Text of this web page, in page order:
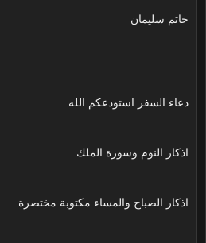
خاتم سليمان
دعاء السفر استودعكم الله
اذكار النوم وسورة الملك
اذكار الصباح والمساء مكتوبة مختصرة